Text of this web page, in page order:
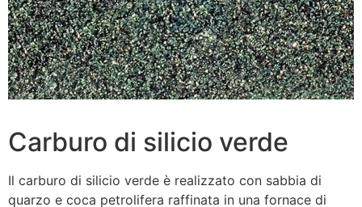
Carburo di silicio verde
Il carburo di silicio verde è realizzato con sabbia di
quarzo e coca petrolifera raffinata in una fornace di